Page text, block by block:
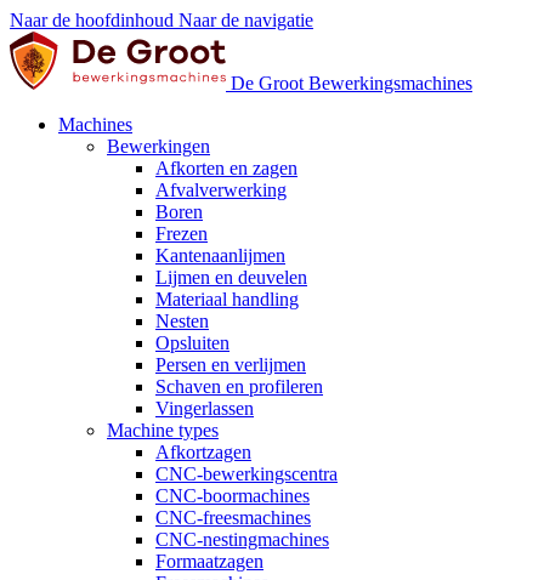
Naar de hoofdinhoud Naar de navigatie
De Groot Bewerkingsmachines
Machines
Bewerkingen
Afkorten en zagen
Afvalverwerking
Boren
Frezen
Kantenaanlijmen
Lijmen en deuvelen
Materiaal handling
Nesten
Opsluiten
Persen en verlijmen
Schaven en profileren
Vingerlassen
Machine types
Afkortzagen
CNC-bewerkingscentra
CNC-boormachines
CNC-freesmachines
CNC-nestingmachines
Formaatzagen